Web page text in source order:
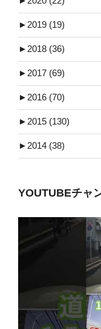
► 2019 (19)
► 2018 (36)
► 2017 (69)
► 2016 (70)
► 2015 (130)
► 2014 (38)
YOUTUBEチャ